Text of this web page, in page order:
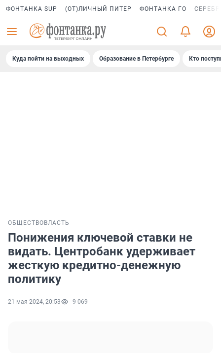
ФОНТАНКА SUP (ОТ)ЛИЧНЫЙ ПИТЕР ФОНТАНКА ГО
Куда пойти на выходных Образование в Петербурге Кто
ОБЩЕСТВО ВЛАСТЬ
Понижения ключевой ставки не
видать. Центробанк удерживает
жесткую кредитно-денежную
политику
21 мая 2024, 20:53 9 069